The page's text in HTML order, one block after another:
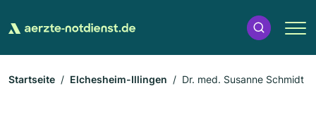
Startseite Elchesheim-Illingen Dr. med. Susanne Schmidt